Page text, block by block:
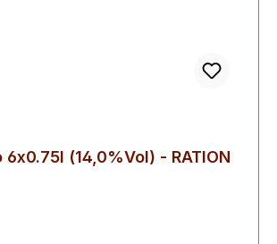
(14,0%Vol) - RATION